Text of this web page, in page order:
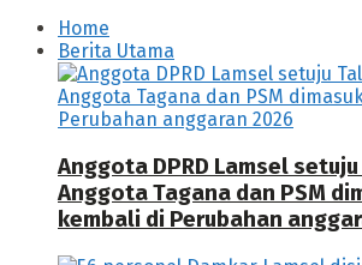
Home
Berita Utama
Anggota DPRD Lamsel
Anggota Tagana dan PSM
kembali di Perubahan